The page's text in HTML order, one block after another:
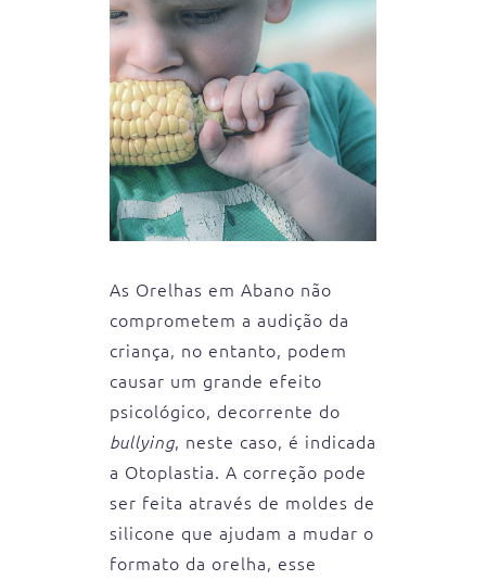
As Orelhas em Abano não
comprometem a audição da
criança, no entanto, podem
causar um grande efeito
psicológico, decorrente do
bullying, neste caso, é indicada
a Otoplastia. A correção pode
ser feita através de moldes de
silicone que ajudam a mudar o
formato da orelha, esse